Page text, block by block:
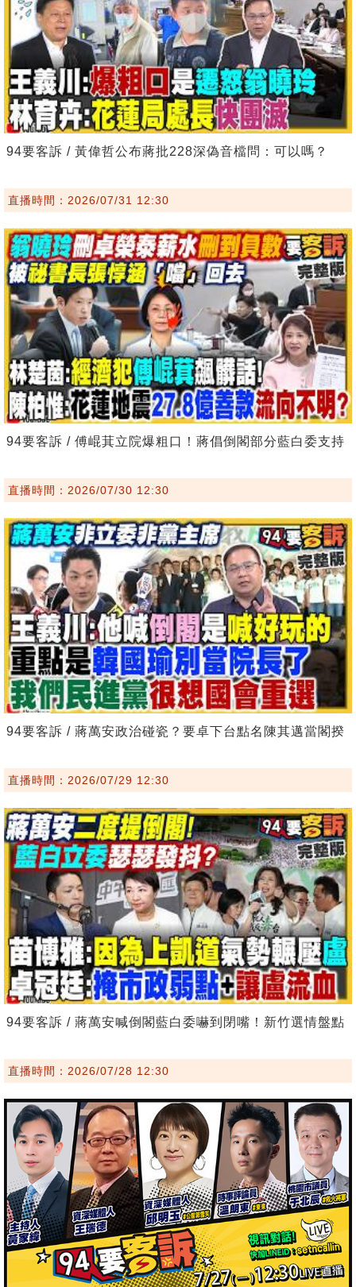
94要客訴 / 黃偉哲公布蔣批228深偽音檔問：可以嗎？
直播時間：2026/07/31 12:30
94要客訴 / 傅崐萁立院爆粗口！蔣倡倒閣部分藍白委支持
直播時間：2026/07/30 12:30
94要客訴 / 蔣萬安政治碰瓷？要卓下台點名陳其邁當閣揆
直播時間：2026/07/29 12:30
94要客訴 / 蔣萬安喊倒閣藍白委嚇到閉嘴！新竹選情盤點
直播時間：2026/07/28 12:30